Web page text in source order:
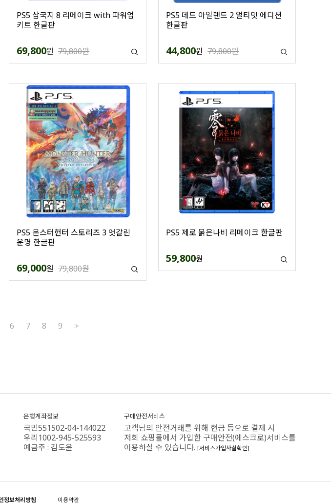
PS5 삼국지 8 리메이크 with 파워업
키트 한글판
69,800원 79,800원
PS5 데드 아일랜드 2 얼티밋 에디션
한글판
44,800원 79,800원
PS5 몬스터헌터 스토리즈 3 엇갈린
운명 한글판
69,000원 79,800원
PS5 제로 붉은나비 리메이크 한글판
59,800원
6 7 8 9 >>
은행계좌정보
국민551502-04-144022
우리1002-945-525593
예금주 : 김도윤
구매안전서비스
고객님의 안전거래를 위해 현금 등으로 결제 시
저희 쇼핑몰에서 가입한 구매안전(에스크로)서비스를
이용하실 수 있습니다. [서비스가입사실확인]
정보처리방침 이용약관